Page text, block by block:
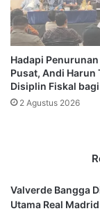
Hadapi
Pusat, Andi Harun
Disiplin Fiskal
2 Agustus 2026
Valverde Bangga
Utama Real Madrid